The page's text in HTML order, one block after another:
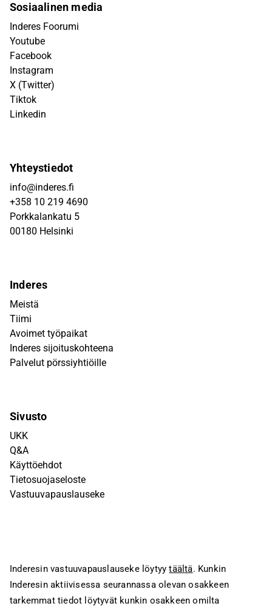
Sosiaalinen media
Inderes Foorumi
Youtube
Facebook
Instagram
X (Twitter)
Tiktok
Linkedin
Yhteystiedot
info@inderes.fi
+358 10 219 4690
Porkkalankatu 5
00180 Helsinki
Inderes
Meistä
Tiimi
Avoimet työpaikat
Inderes sijoituskohteena
Palvelut pörssiyhtiöille
Sivusto
UKK
Q&A
Käyttöehdot
Tietosuojaseloste
Vastuuvapauslauseke
Inderesin vastuuvapauslauseke löytyytäältä. Kunkin
Inderesin aktiivisessa seurannassa olevan osakkeen
tarkemmat tiedot löytyvät kunkin osakkeen omilta